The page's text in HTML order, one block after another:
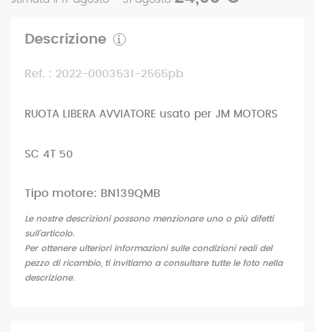
Descrizione
Ref. : 2022-0003531-2565pb
RUOTA LIBERA AVVIATORE usato per JM MOTORS
SC 4T 50
Tipo motore: BN139QMB
Le nostre descrizioni possono menzionare uno o più difetti
sull'articolo.
Per ottenere ulteriori informazioni sulle condizioni reali del
pezzo di ricambio, ti invitiamo a consultare tutte le foto nella
descrizione.